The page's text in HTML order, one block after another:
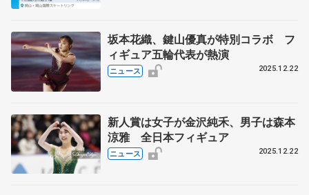
坂本花織、鍵山優真が特別コラボ フ
ィギュア五輪代表が熱演
ニュース 2025.12.22
新人賞は女子が金沢純禾、男子は森本
涼雅 全日本フィギュア
ニュース 2025.12.22